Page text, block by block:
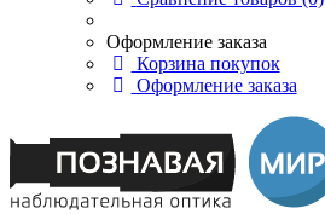
Оформление заказа
Корзина покупок
Оформление заказа